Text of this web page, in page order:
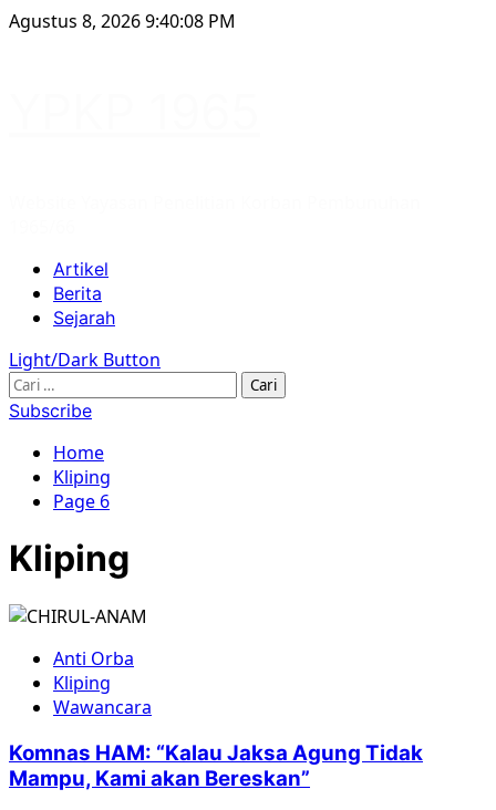
Skip
Agustus 8, 20269:40:08 PM
Primary
Menu
Artikel
Berita
Sejarah
Light/Dark Button
Cari
untuk:
Subscribe
Home
Kliping
Page 6
Kliping
Anti Orba
Kliping
Wawancara
Komnas HAM: “Kalau Jaksa Agung Tidak
Mampu, Kami akan Bereskan”